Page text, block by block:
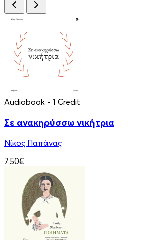
Audiobook • 1 Credit
Σε ανακηρύσσω νικήτρια
Νίκος Παπάνας
7.50€